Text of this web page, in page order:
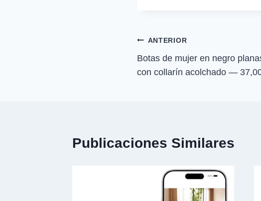
Navegación
de
ANTERIOR
Botas de mujer en negro
con collarín acolchado —
Publicaciones Similares